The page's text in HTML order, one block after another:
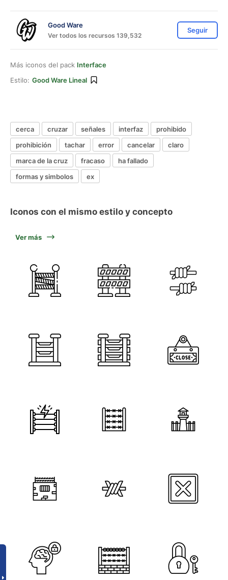
Good Ware
Ver todos los recursos 139,532
Seguir
Más iconos del pack Interface
Estilo: Good Ware Lineal
cerca cruzar señales interfaz
prohibido
prohibición
tachar error cancelar
claro
marca de la cruz
fracaso
ha fallado
formas y simbolos
ex
Iconos con el mismo estilo y concepto
Ver más